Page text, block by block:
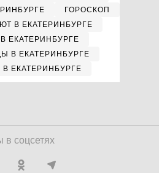
ГОРОСКОП
В ЕКАТЕРИНБУРГЕ
ЕКАТЕРИНБУРГЕ
В ЕКАТЕРИНБУРГЕ
В ЕКАТЕРИНБУРГЕ
в соцсетях